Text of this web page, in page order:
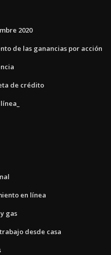
2020
de las ganancias por acción
de crédito
en línea
gas
desde casa